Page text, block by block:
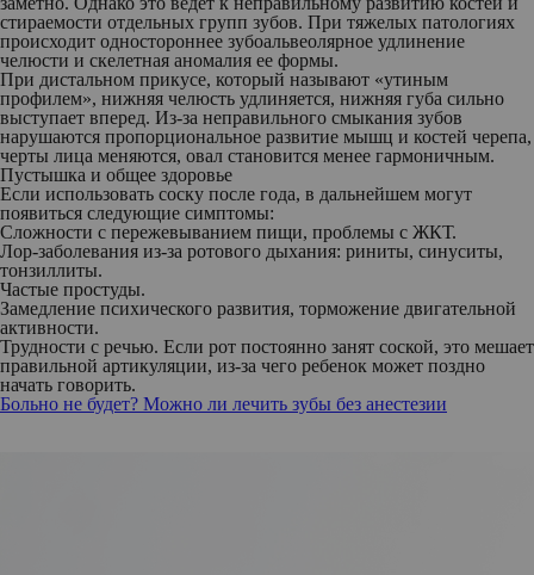
стираемости отдельных групп зубов. При тяжелых патологиях
происходит одностороннее зубоальвеолярное удлинение
челюсти и скелетная аномалия ее формы.
При дистальном прикусе, который называют «утиным
профилем», нижняя челюсть удлиняется, нижняя губа сильно
выступает вперед. Из-за неправильного смыкания зубов
нарушаются пропорциональное развитие мышц и костей черепа,
черты лица меняются, овал становится менее гармоничным.
Пустышка и общее здоровье
Если использовать соску после года, в дальнейшем могут
появиться следующие симптомы:
Сложности с пережевыванием пищи, проблемы с ЖКТ.
Лор-заболевания из-за ротового дыхания: риниты, синуситы,
тонзиллиты.
Частые простуды.
Замедление психического развития, торможение двигательной
активности.
Трудности с речью. Если рот постоянно занят соской, это мешает
правильной артикуляции, из-за чего ребенок может поздно
начать говорить.
Больно не будет? Можно ли лечить зубы без анестезии